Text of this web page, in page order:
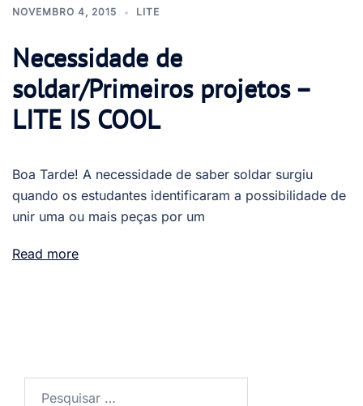
NOVEMBRO 4, 2015 LITE
Necessidade de
soldar/Primeiros projetos –
LITE IS COOL
Boa Tarde! A necessidade de saber soldar surgiu
quando os estudantes identificaram a possibilidade de
unir uma ou mais peças por um
Read more